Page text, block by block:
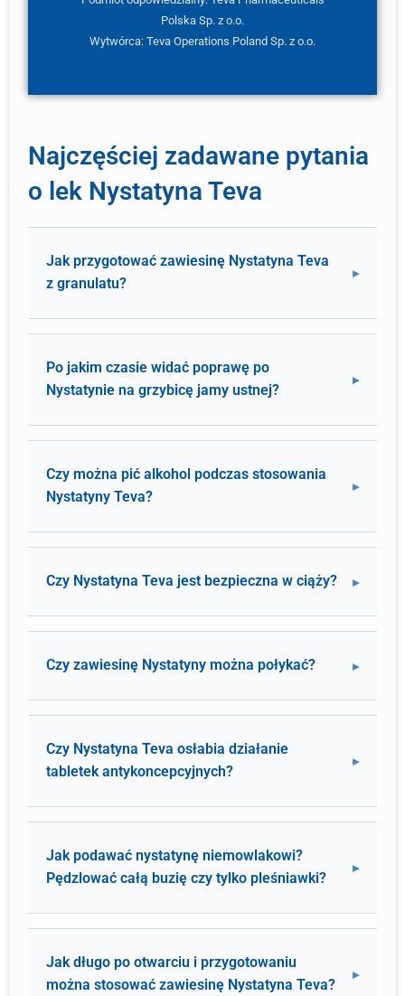
Polska Sp. z o.o.
Wytwórca: Teva Operations Poland Sp. z o.o.
Najczęściej zadawane pytania
o lek Nystatyna Teva
Jak przygotować zawiesinę Nystatyna Teva
z granulatu?
Po jakim czasie widać poprawę po
Nystatynie na grzybicę jamy ustnej?
Czy można pić alkohol podczas stosowania
Nystatyny Teva?
Czy Nystatyna Teva jest bezpieczna w ciąży?
Czy zawiesinę Nystatyny można połykać?
Czy Nystatyna Teva osłabia działanie
tabletek antykoncepcyjnych?
Jak podawać nystatynę niemowlakowi?
Pędzlować całą buzię czy tylko pleśniawki?
Jak długo po otwarciu i przygotowaniu
można stosować zawiesinę Nystatyna Teva?